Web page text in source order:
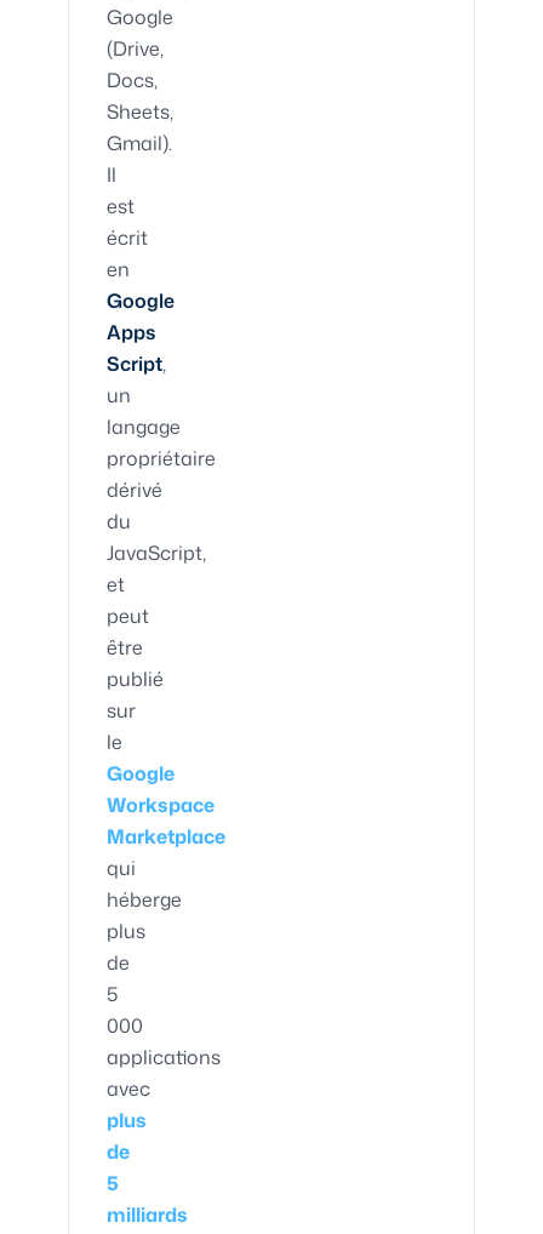
Google
(Drive,
Docs,
Sheets,
Gmail).
Il
est
écrit
en
Google
Apps
Script,
un
langage
propriétaire
dérivé
du
JavaScript,
et
peut
être
publié
sur
le
Google
Workspace
Marketplace
qui
héberge
plus
de
5
000
applications
avec
plus
de
5
milliards